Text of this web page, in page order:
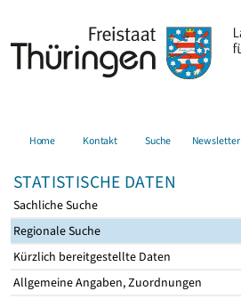
Home Kontakt Suche Newsletter
STATISTISCHE DATEN
Sachliche Suche
Regionale Suche
Kürzlich bereitgestellte Daten
Allgemeine Angaben, Zuordnungen